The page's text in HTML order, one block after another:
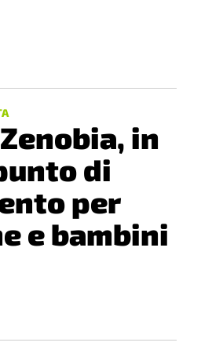
in
di
per
e bambini